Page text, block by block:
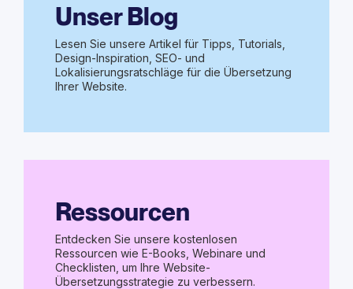
Unser Blog
Lesen Sie unsere Artikel für Tipps, Tutorials,
Design-Inspiration, SEO- und
Lokalisierungsratschläge für die Übersetzung
Ihrer Website.
Ressourcen
Entdecken Sie unsere kostenlosen
Ressourcen wie E-Books, Webinare und
Checklisten, um Ihre Website-
Übersetzungsstrategie zu verbessern.